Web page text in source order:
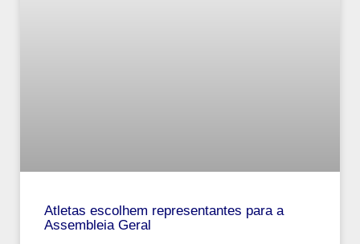
Atletas escolhem representantes para a
Assembleia Geral